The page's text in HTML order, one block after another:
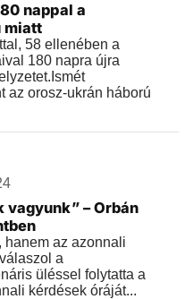
nappal a
miatt
58 ellenében a
180 napra újra
az orosz-ukrán háború
vagyunk” – Orbán
hanem az azonnali
a
üléssel folytatta a
kérdések óráját...